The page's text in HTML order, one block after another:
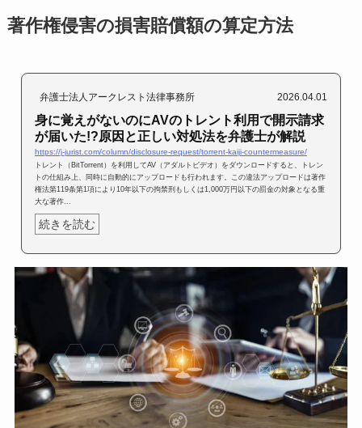
著作権侵害の損害賠償額の算定方法
弁護士法人アークレスト法律事務所 2026.04.01
身に覚えがないのにAVのトレント利用で開示請求
が届いた!?原因と正しい対処法を弁護士が解説
https://j-jurist.com/column/disclosure-request/torrent-kaiji-countermeasure/
トレント（BitTorrent）を利用してAV（アダルトビデオ）をダウンロードすると、トレン
トの仕組み上、同時に自動的にアップロードも行われます。この違法アップロードは著作
権法第119条第1項により10年以下の拘禁刑もしくは1,000万円以下の罰金の対象となる重
大な著作...
続きを読む